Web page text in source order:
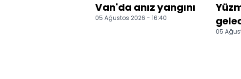
Van'da anız yangını
05 Ağustos 2026 - 16:40
05